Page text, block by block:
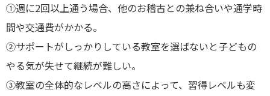
①週に2回以上通う場合、他のお稽古との兼ね合いや通学時
間や交通費がかかる。
②サポートがしっかりしている教室を選ばないと子どもの
やる気が失せて継続が難しい。
③教室の全体的なレベルの高さによって、習得レベルも変